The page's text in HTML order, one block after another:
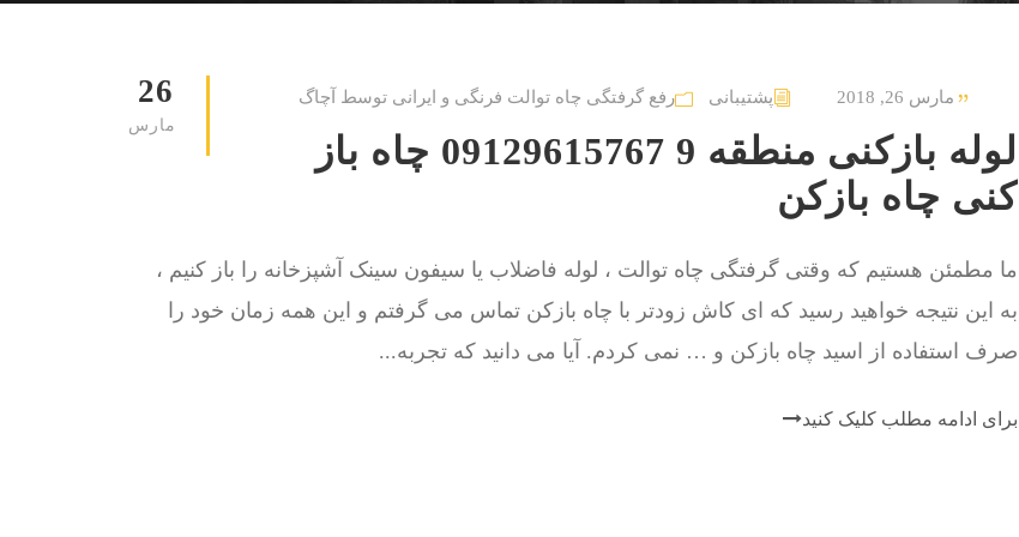
26
مارس
مارس 26, 2018 پشتیبانی رفع گرفتگی چاه توالت فرنگی و ایرانی توسط آچاگ
لوله بازکنی منطقه 9 09129615767 چاه باز
کنی چاه بازکن
ما مطمئن هستیم که وقتی گرفتگی چاه توالت ، لوله فاضلاب یا سیفون سینک آشپزخانه را باز کنیم ،
به این نتیجه خواهید رسید که ای کاش زودتر با چاه بازکن تماس می گرفتم و این همه زمان خود را
صرف استفاده از اسید چاه بازکن و … نمی کردم. آیا می دانید که تجربه...
برای ادامه مطلب کلیک کنید